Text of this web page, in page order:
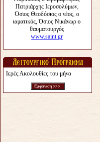
Ιερές Ακολουθίες του μήνα